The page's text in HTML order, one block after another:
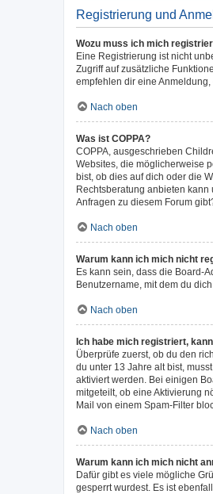
Registrierung und
Wozu muss ich mich
Eine Registrierung ist nicht
Zugriff auf zusätzliche
empfehlen dir eine
Nach oben
Was ist COPPA?
COPPA, ausgeschrieben
Websites, die möglicherweise
bist, ob dies auf dich oder die
Rechtsberatung anbieten
Anfragen zu diesem Forum
Nach oben
Warum kann ich mich nicht
Es kann sein, dass die Board-
Benutzername, mit dem du
Nach oben
Ich habe mich registriert,
Überprüfe zuerst, ob du den
du unter 13 Jahre alt bist,
aktiviert werden. Bei einigen
mitgeteilt, ob eine Aktivierung
Mail von einem Spam-Filter
Nach oben
Warum kann ich mich nicht
Dafür gibt es viele mögliche
gesperrt wurdest. Es ist